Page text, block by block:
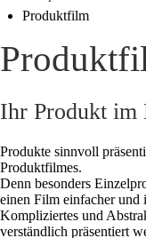
Produktfilm
Ihr Produkt im
Produkte sinnvoll
Produktfilmes.
Denn besonders
einen Film einfacher und
Kompliziertes und
verständlich präsentiert